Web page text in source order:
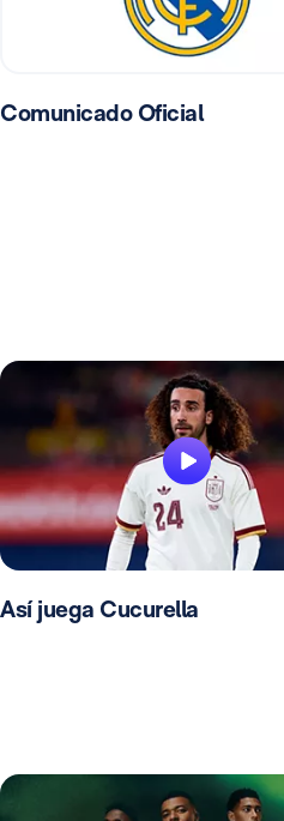
Comunicado Oficial
Así juega Cucurella